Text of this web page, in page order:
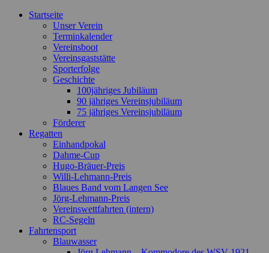
Startseite
Unser Verein
Terminkalender
Vereinsboot
Vereinsgaststätte
Sporterfolge
Geschichte
100jähriges Jubiläum
90 jähriges Vereinsjubiläum
75 jähriges Vereinsjubiläum
Förderer
Regatten
Einhandpokal
Dahme-Cup
Hugo-Bräuer-Preis
Willi-Lehmann-Preis
Blaues Band vom Langen See
Jörg-Lehmann-Preis
Vereinswettfahrten (intern)
RC-Segeln
Fahrtensport
Blauwasser